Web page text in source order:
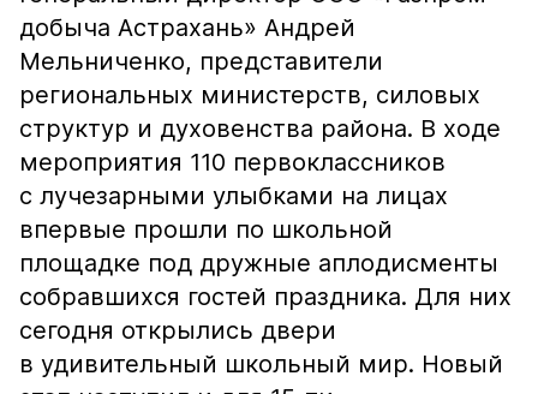
добыча Астрахань» Андрей
Мельниченко, представители
региональных министерств, силовых
структур и духовенства района. В ходе
мероприятия 110 первоклассников
с лучезарными улыбками на лицах
впервые прошли по школьной
площадке под дружные аплодисменты
собравшихся гостей праздника. Для них
сегодня открылись двери
в удивительный школьный мир. Новый